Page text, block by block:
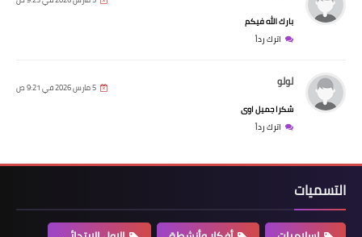
بارك الله فيكم
اترك رداً
لولو 5 مارس 2026 في 9:21 ص
شكرا جميل اوى
اترك رداً
التسميات